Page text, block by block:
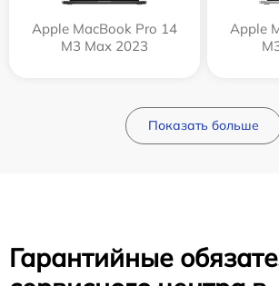
Apple MacBook Pro 14
M3 Max 2023
Apple
Показать больше
Гарантийные